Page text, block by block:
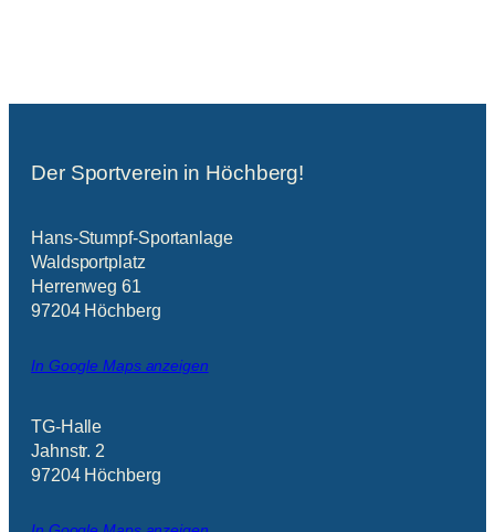
Der Sportverein in Höchberg!
Hans-Stumpf-Sportanlage
Waldsportplatz
Herrenweg 61
97204 Höchberg
In Google Maps anzeigen
TG-Halle
Jahnstr. 2
97204 Höchberg